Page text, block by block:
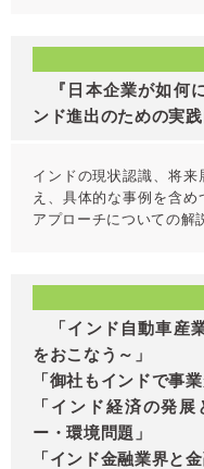
『日本企業が如何
ンド進出のための実践
インドの現状認識、将来
え、具体的な事例を含
アプローチについての解
「インド自動車産
をおこなう～」
「御社もインドで事
「インド経済の発
ー・環境問題」
「インド金融業界と